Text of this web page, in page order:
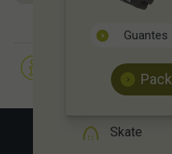
Guantes
Skate
Solicitar más info